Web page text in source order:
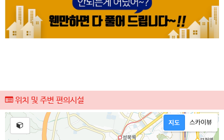
위치 및 주변 편의시설